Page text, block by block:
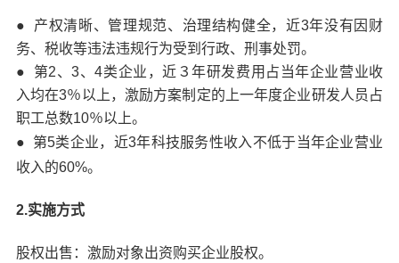
● 产权清晰、管理规范、治理结构健全，近3年没有因财
务、税收等违法违规行为受到行政、刑事处罚。
● 第2、3、4类企业，近３年研发费用占当年企业营业收
入均在3％以上，激励方案制定的上一年度企业研发人员占
职工总数10％以上。
● 第5类企业，近3年科技服务性收入不低于当年企业营业
收入的60%。
2.实施方式
股权出售：激励对象出资购买企业股权。